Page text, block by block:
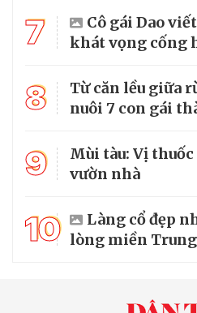
7
Cô gái Dao
khát vọng cống
8
Từ căn lều giữa
nuôi 7 con gái
9
Mùi tàu: Vị
vườn nhà
10
Làng cổ đẹp
lòng miền Trung